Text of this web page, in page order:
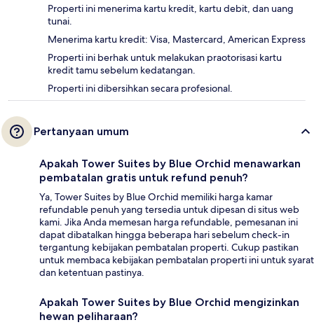
Properti ini menerima kartu kredit, kartu debit, dan uang
tunai.
Menerima kartu kredit: Visa, Mastercard, American Express
Properti ini berhak untuk melakukan praotorisasi kartu
kredit tamu sebelum kedatangan.
Properti ini dibersihkan secara profesional.
Pertanyaan umum
Apakah Tower Suites by Blue Orchid menawarkan
pembatalan gratis untuk refund penuh?
Ya, Tower Suites by Blue Orchid memiliki harga kamar
refundable penuh yang tersedia untuk dipesan di situs web
kami. Jika Anda memesan harga refundable, pemesanan ini
dapat dibatalkan hingga beberapa hari sebelum check-in
tergantung kebijakan pembatalan properti. Cukup pastikan
untuk membaca kebijakan pembatalan properti ini untuk syarat
dan ketentuan pastinya.
Apakah Tower Suites by Blue Orchid mengizinkan
hewan peliharaan?